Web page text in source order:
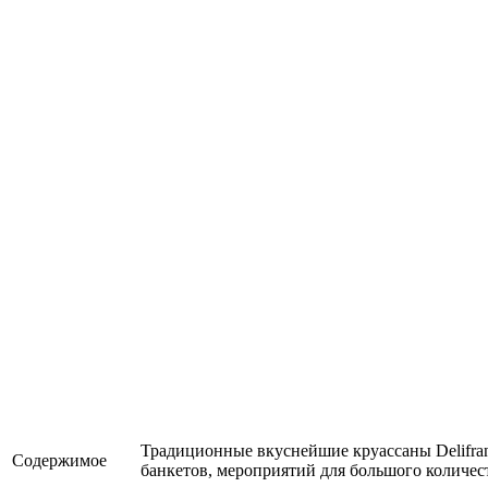
Содержимое
Традиционные вкуснейшие круассаны
банкетов, мероприятий для большого